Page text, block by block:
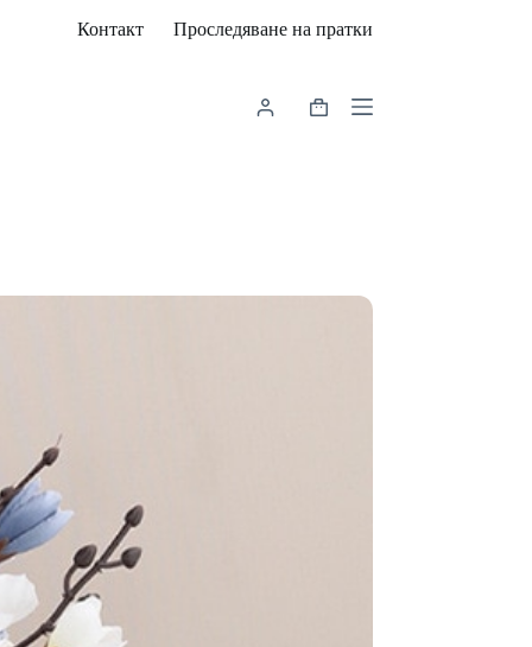
Контакт Проследяване на пратки
Shopping